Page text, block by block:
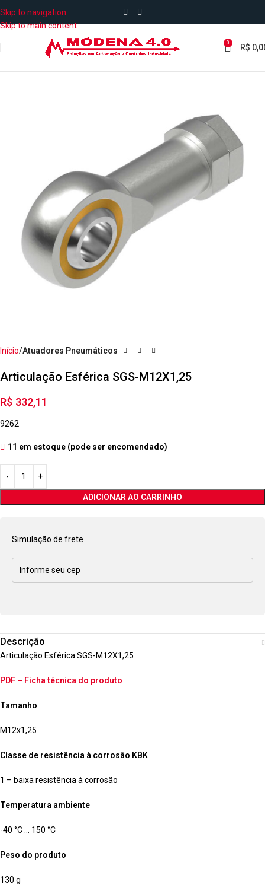
Skip to navigation
Skip to main content
0 R$
Início Atuadores Pneumáticos
Articulação Esférica SGS-M12X1,25
R$ 332,11
9262
11 em estoque (pode ser encomendado)
ADICIONAR AO CARRINHO
Simulação de frete
Descrição
Articulação Esférica SGS-M12X1,25
PDF – Ficha técnica do produto
Tamanho
M12x1,25
Classe de resistência à corrosão KBK
1 – baixa resistência à corrosão
Temperatura ambiente
-40 °C … 150 °C
Peso do produto
130 g